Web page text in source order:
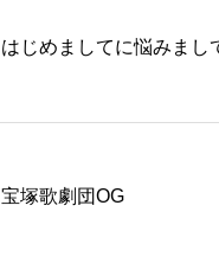
はじめましてに悩みまし
宝塚歌劇団OG